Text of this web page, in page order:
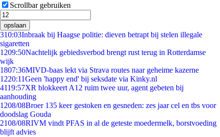
Scrollbar gebruiken
opslaan
310:03Inbraak bij Haagse politie: dieven betrapt bij stelen illegale
sigaretten
1209:50Nachtelijk gebiedsverbod brengt rust terug in Rotterdamse
wijk
1807:36MIVD-baas lekt via Strava routes naar geheime kazerne
1220:11Geen 'happy end' bij seksdate via Kinky.nl
4119:57XR blokkeert A12 ruim twee uur, agent gebeten bij
aanhouding
1208/08Broer 135 keer gestoken en gesneden: zes jaar cel en tbs voor
doodslag Gouda
2108/08RIVM vindt PFAS in al de geteste moedermelk, borstvoeding
blijft advies